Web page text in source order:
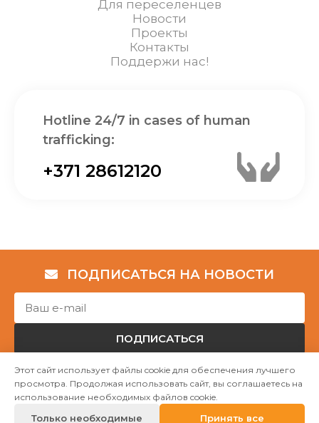
Для переселенцев
Новости
Проекты
Контакты
Поддержи нас!
Hotline 24/7 in cases of human
trafficking:
+371 28612120
ПОДПИСАТЬСЯ НА НОВОСТИ
ПОДПИСАТЬСЯ
Авторские права © НГО „Убежище "Надёжный дом""
Этот сайт использует файлы cookie для обеспечения лучшего
просмотра. Продолжая использовать сайт, вы соглашаетесь на
использование необходимых файлов cookie.
Только необходимые Принять все